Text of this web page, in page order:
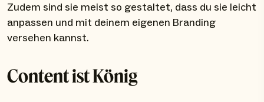
Zudem sind sie meist so gestaltet, dass du sie leicht
anpassen und mit deinem eigenen Branding
versehen kannst.
Content ist König